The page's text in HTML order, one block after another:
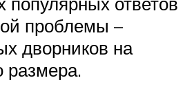
проблемы –
дворников на
размера.